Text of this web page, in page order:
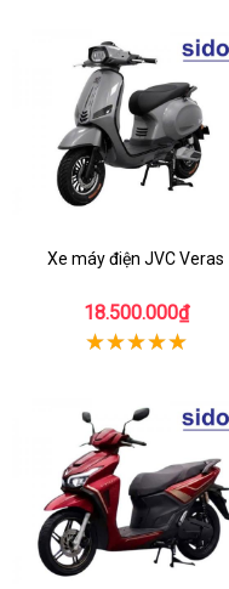
Xe máy điện JVC Veras
18.500.000₫